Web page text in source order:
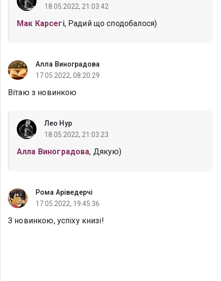
18.05.2022, 21:03:42
Мак Карсегі, Радий що сподобалося)
Алла Виноградова
17.05.2022, 08:20:29
Вітаю з новинкою
Лео Нур
18.05.2022, 21:03:23
Алла Виноградова, Дякую)
Рома Аріведерчі
17.05.2022, 19:45:36
З новинкою, успіху книзі!